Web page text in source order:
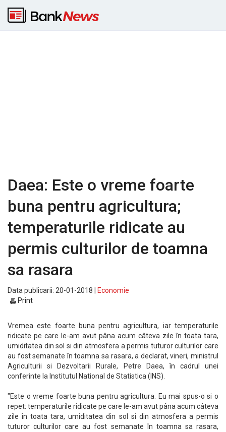
Daea: Este o vreme foarte
buna pentru agricultura;
temperaturile ridicate au
permis culturilor de toamna
sa rasara
Data publicarii: 20-01-2018 |
Economie
Print
Vremea este foarte buna pentru agricultura, iar temperaturile
ridicate pe care le-am avut pâna acum câteva zile în toata tara,
umiditatea din sol si din atmosfera a permis tuturor culturilor care
au fost semanate în toamna sa rasara, a declarat, vineri, ministrul
Agriculturii si Dezvoltarii Rurale, Petre Daea, în cadrul unei
conferinte la Institutul National de Statistica (INS).
"Este o vreme foarte buna pentru agricultura. Eu mai spus-o si o
repet: temperaturile ridicate pe care le-am avut pâna acum câteva
zile în toata tara, umiditatea din sol si din atmosfera a permis
tuturor culturilor care au fost semanate în toamna sa rasara,